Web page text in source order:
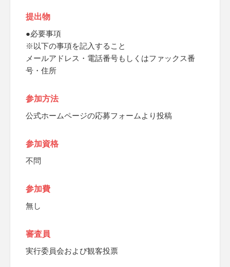
提出物
●必要事項
※以下の事項を記入すること
メールアドレス・電話番号もしくはファックス番
号・住所
参加方法
公式ホームページの応募フォームより投稿
参加資格
不問
参加費
無し
審査員
実行委員会および観客投票